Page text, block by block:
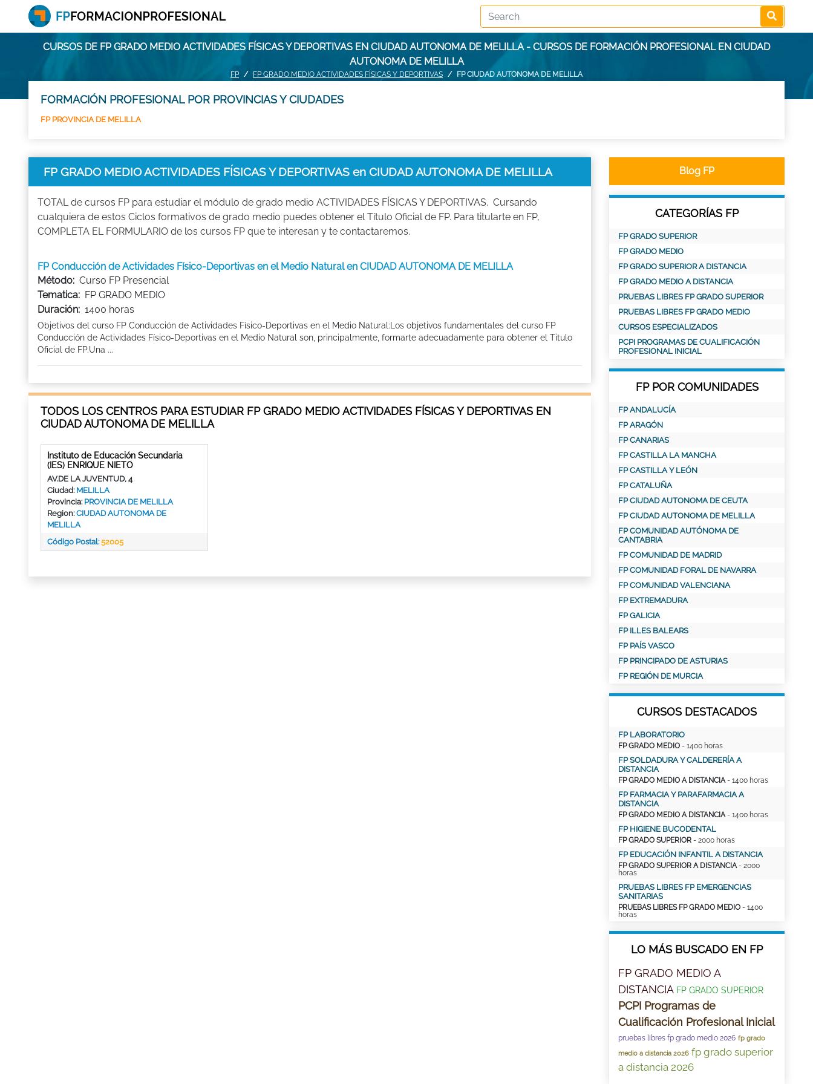
CURSOS DE FP GRADO MEDIO ACTIVIDADES FÍSICAS Y DEPORTIVAS EN CIUDAD AUTONOMA DE MELILLA - CURSOS DE FORMACIÓN PROFESIONAL EN CIUDAD
AUTONOMA DE MELILLA
FP FP GRADO MEDIO ACTIVIDADES FÍSICAS Y DEPORTIVAS FP CIUDAD AUTONOMA DE MELILLA
FORMACIÓN PROFESIONAL POR PROVINCIAS Y CIUDADES
FP PROVINCIA DE MELILLA
FP GRADO MEDIO ACTIVIDADES FÍSICAS Y DEPORTIVAS en CIUDAD AUTONOMA DE MELILLA
TOTAL de cursos FP para estudiar el módulo de grado medio ACTIVIDADES FÍSICAS Y DEPORTIVAS. Cursando
cualquiera de estos Ciclos formativos de grado medio puedes obtener el Título Oficial de FP. Para titularte en FP,
COMPLETA EL FORMULARIO de los cursos FP que te interesan y te contactaremos.
FP Conducción de Actividades Físico-Deportivas en el Medio Natural en CIUDAD AUTONOMA DE MELILLA
Método: Curso FP Presencial
Tematica: FP GRADO MEDIO
Duración: 1400 horas
Objetivos del curso FP Conducción de Actividades Físico-Deportivas en el Medio Natural:Los objetivos fundamentales del curso FP
Conducción de Actividades Físico-Deportivas en el Medio Natural son, principalmente, formarte adecuadamente para obtener el Titulo
Oficial de FP.Una ...
TODOS LOS CENTROS PARA ESTUDIAR FP GRADO MEDIO ACTIVIDADES FÍSICAS Y DEPORTIVAS EN
CIUDAD AUTONOMA DE MELILLA
Instituto de Educación Secundaria
(IES) ENRIQUE NIETO
AV.DE LA JUVENTUD, 4
Ciudad: MELILLA
Provincia: PROVINCIA DE MELILLA
Region:CIUDAD AUTONOMA DE
MELILLA
Código Postal:52005
Blog FP
CATEGORÍAS FP
FP GRADO SUPERIOR
FP GRADO MEDIO
FP GRADO SUPERIOR A DISTANCIA
FP GRADO MEDIO A DISTANCIA
PRUEBAS LIBRES FP GRADO SUPERIOR
PRUEBAS LIBRES FP GRADO MEDIO
CURSOS ESPECIALIZADOS
PCPI PROGRAMAS DE CUALIFICACIÓN
PROFESIONAL INICIAL
FP POR COMUNIDADES
FP ANDALUCÍA
FP ARAGÓN
FP CANARIAS
FP CASTILLA LA MANCHA
FP CASTILLA Y LEÓN
FP CATALUÑA
FP CIUDAD AUTONOMA DE CEUTA
FP CIUDAD AUTONOMA DE MELILLA
FP COMUNIDAD AUTÓNOMA DE
CANTABRIA
FP COMUNIDAD DE MADRID
FP COMUNIDAD FORAL DE NAVARRA
FP COMUNIDAD VALENCIANA
FP EXTREMADURA
FP GALICIA
FP ILLES BALEARS
FP PAÍS VASCO
FP PRINCIPADO DE ASTURIAS
FP REGIÓN DE MURCIA
CURSOS DESTACADOS
FP LABORATORIO
FP GRADO MEDIO - 1400 horas
FP SOLDADURA Y CALDERERÍA A
DISTANCIA
FP GRADO MEDIO A DISTANCIA- 1400 horas
FP FARMACIA Y PARAFARMACIA A
DISTANCIA
FP GRADO MEDIO A DISTANCIA- 1400 horas
FP HIGIENE BUCODENTAL
FP GRADO SUPERIOR - 2000 horas
FP EDUCACIÓN INFANTIL A DISTANCIA
FP GRADO SUPERIOR A DISTANCIA- 2000
horas
PRUEBAS LIBRES FP EMERGENCIAS
SANITARIAS
PRUEBAS LIBRES FP GRADO MEDIO - 1400
horas
LO MÁS BUSCADO EN FP
FP GRADO MEDIO A
DISTANCIA FP GRADO SUPERIOR
PCPI Programas de
Cualificación Profesional Inicial
pruebas libres fp grado medio 2026 fp grado
medio a distancia 2026 fp grado superior
a distancia 2026